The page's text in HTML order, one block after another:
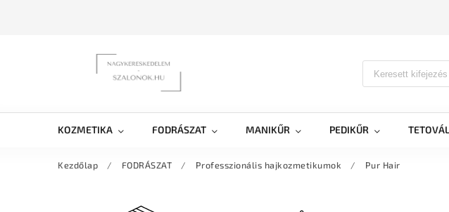
KOZMETIKA FODRÁSZAT MANIKŰR PEDIKŰR
Kezdőlap / FODRÁSZAT / Professzionális hajkozmetikumok / Pur Hair